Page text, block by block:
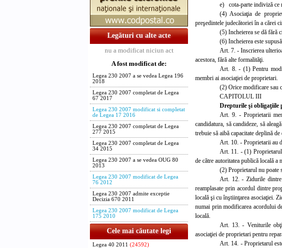
Legături cu alte acte
nu a modificat niciun act
A fost modificat de:
Legea 230 2007 a se vedea Legea 196
2018
Legea 230 2007 completat de Legea
67 2017
Legea 230 2007 modificat si completat
de Legea 17 2016
Legea 230 2007 completat de Legea
277 2015
Legea 230 2007 completat de Legea
34 2015
Legea 230 2007 a se vedea OUG 80
2013
Legea 230 2007 modificat de Legea
76 2012
Legea 230 2007 admite exceptie
Decizia 670 2011
Legea 230 2007 modificat de Legea
175 2010
Cele mai căutate legi
Legea 40 2011 (24592)
e) cota-parte indiviză ce
(4) Asociaţia de
preşedintele judecătoriei în a cărei
(5) Incheierea se dă fără
(6) Incheierea este
Art. 7. - Inscrierea
acestora, fără alte formalităţi.
Art. 8. - (1) Pentru
membri ai asociaţiei de proprietari.
(2) Orice modificare sau
CAPITOLUL III
Drepturile şi
Art. 9. - Proprietarii
candidatura, să candideze, să
trebuie să aibă capacitate deplină de
Art. 10. - Proprietarii au
Art. 11. - (1) Proprietarul
de către autoritatea publică locală
(2) Proprietarul nu poate
Art. 12. - Zidurile dintre
reamplasate prin acordul dintre
locală şi cu înştiinţarea asociaţiei.
numai prin modificarea acordului
locală.
Art. 13. - Veniturile
asociaţiei de proprietari pentru
Art. 14. - Proprietarul